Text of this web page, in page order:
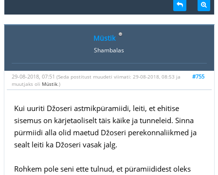
Müstik
Shambalas
#755
29-08-2018, 07:51 (Seda postitust muudeti viimati: 29-08-2018, 08:53 ja
muutjaks oli Müstik.)
Kui uuriti Džoseri astmikpüramiidi, leiti, et ehitise
sisemus on kärjetaoliselt täis käike ja tunneleid. Sinna
pürmiidi alla olid maetud Džoseri perekonnaliikmed ja
sealt leiti ka Džoseri vasak jalg.
Rohkem pole seni ette tulnud, et püramiididest oleks